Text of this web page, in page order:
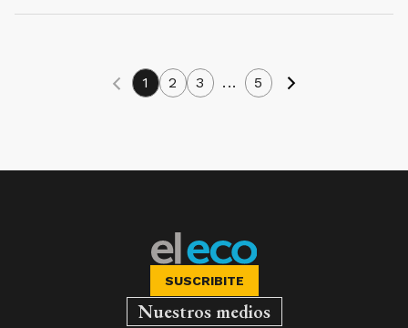
1 2 3 ... 5
SUSCRIBITE
Nuestros medios